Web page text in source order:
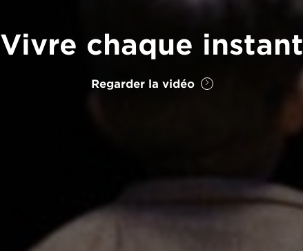
Vivre chaque instant
Regarder la vidéo